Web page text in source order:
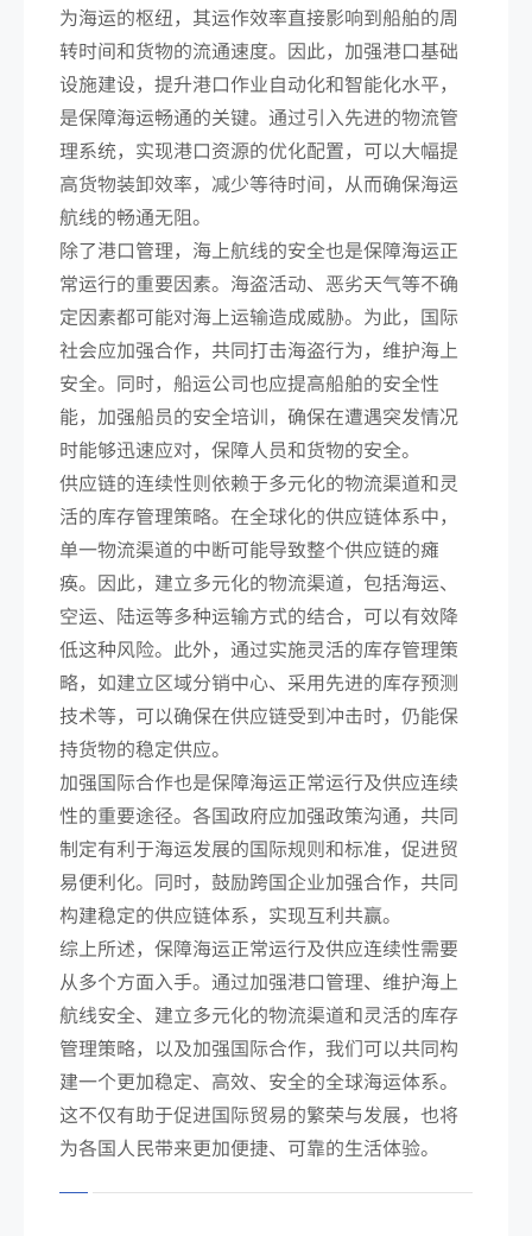
为海运的枢纽，其运作效率直接影响到船舶的周
转时间和货物的流通速度。因此，加强港口基础
设施建设，提升港口作业自动化和智能化水平，
是保障海运畅通的关键。通过引入先进的物流管
理系统，实现港口资源的优化配置，可以大幅提
高货物装卸效率，减少等待时间，从而确保海运
航线的畅通无阻。
除了港口管理，海上航线的安全也是保障海运正
常运行的重要因素。海盗活动、恶劣天气等不确
定因素都可能对海上运输造成威胁。为此，国际
社会应加强合作，共同打击海盗行为，维护海上
安全。同时，船运公司也应提高船舶的安全性
能，加强船员的安全培训，确保在遭遇突发情况
时能够迅速应对，保障人员和货物的安全。
供应链的连续性则依赖于多元化的物流渠道和灵
活的库存管理策略。在全球化的供应链体系中，
单一物流渠道的中断可能导致整个供应链的瘫
痪。因此，建立多元化的物流渠道，包括海运、
空运、陆运等多种运输方式的结合，可以有效降
低这种风险。此外，通过实施灵活的库存管理策
略，如建立区域分销中心、采用先进的库存预测
技术等，可以确保在供应链受到冲击时，仍能保
持货物的稳定供应。
加强国际合作也是保障海运正常运行及供应连续
性的重要途径。各国政府应加强政策沟通，共同
制定有利于海运发展的国际规则和标准，促进贸
易便利化。同时，鼓励跨国企业加强合作，共同
构建稳定的供应链体系，实现互利共赢。
综上所述，保障海运正常运行及供应连续性需要
从多个方面入手。通过加强港口管理、维护海上
航线安全、建立多元化的物流渠道和灵活的库存
管理策略，以及加强国际合作，我们可以共同构
建一个更加稳定、高效、安全的全球海运体系。
这不仅有助于促进国际贸易的繁荣与发展，也将
为各国人民带来更加便捷、可靠的生活体验。